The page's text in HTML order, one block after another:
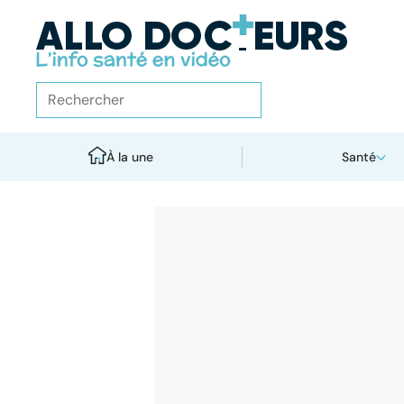
À la une Santé